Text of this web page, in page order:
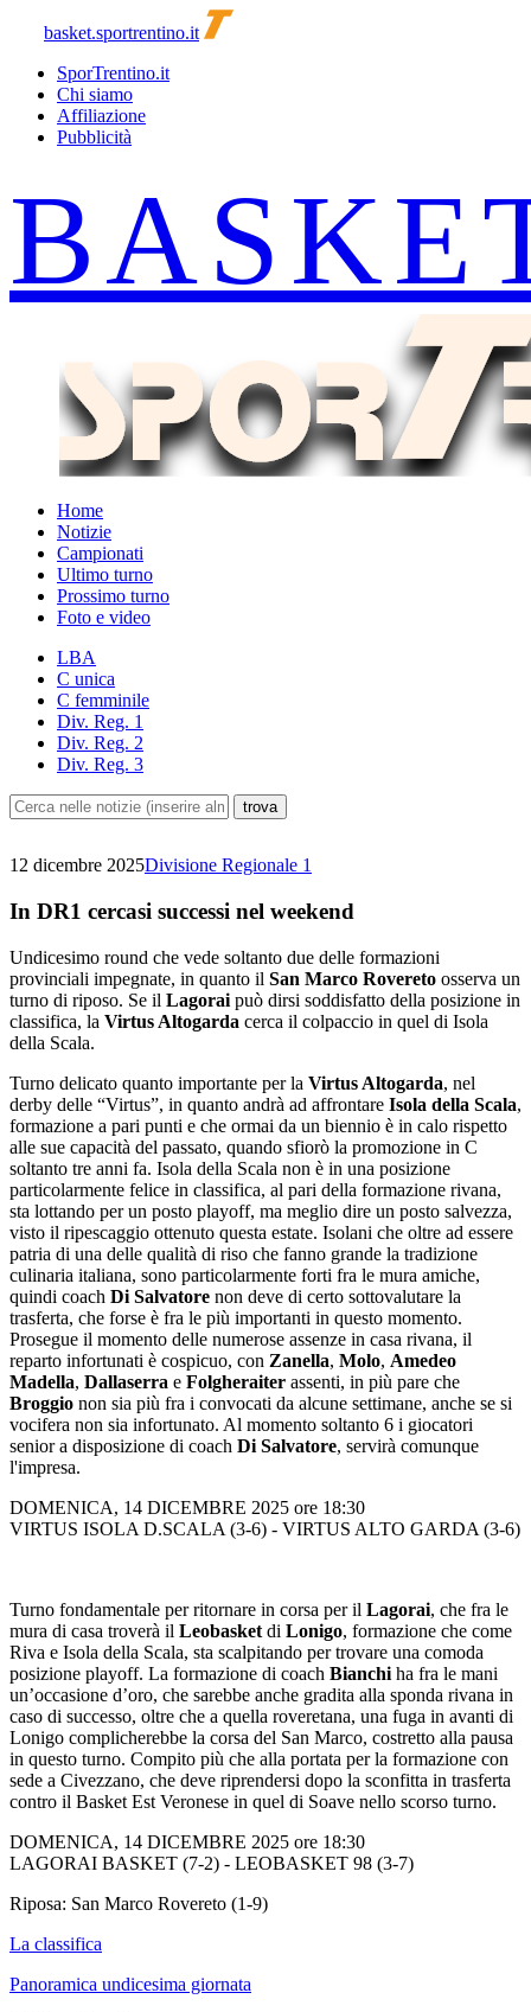
basket.sportrentino.it
SporTrentino.it
Chi siamo
Affiliazione
Pubblicità
Home
Notizie
Campionati
Ultimo turno
Prossimo turno
Foto e video
LBA
C unica
C femminile
Div. Reg. 1
Div. Reg. 2
Div. Reg. 3
12 dicembre 2025Divisione Regionale 1
In DR1 cercasi successi nel weekend
Undicesimo round che vede soltanto due delle formazioni
provinciali impegnate, in quanto il San Marco Rovereto osserva un
turno di riposo. Se il Lagorai può dirsi soddisfatto della posizione in
classifica, la Virtus Altogarda cerca il colpaccio in quel di Isola
della Scala.
Turno delicato quanto importante per la Virtus Altogarda, nel
derby delle “Virtus”, in quanto andrà ad affrontare Isola della Scala,
formazione a pari punti e che ormai da un biennio è in calo rispetto
alle sue capacità del passato, quando sfiorò la promozione in C
soltanto tre anni fa. Isola della Scala non è in una posizione
particolarmente felice in classifica, al pari della formazione rivana,
sta lottando per un posto playoff, ma meglio dire un posto salvezza,
visto il ripescaggio ottenuto questa estate. Isolani che oltre ad essere
patria di una delle qualità di riso che fanno grande la tradizione
culinaria italiana, sono particolarmente forti fra le mura amiche,
quindi coach Di Salvatore non deve di certo sottovalutare la
trasferta, che forse è fra le più importanti in questo momento.
Prosegue il momento delle numerose assenze in casa rivana, il
reparto infortunati è cospicuo, con Zanella, Molo, Amedeo
Madella, Dallaserra e Folgheraiter assenti, in più pare che
Broggio non sia più fra i convocati da alcune settimane, anche se si
vocifera non sia infortunato. Al momento soltanto 6 i giocatori
senior a disposizione di coach Di Salvatore, servirà comunque
l'impresa.
DOMENICA, 14 DICEMBRE 2025 ore 18:30
VIRTUS ISOLA D.SCALA (3-6) - VIRTUS ALTO GARDA (3-6)
Turno fondamentale per ritornare in corsa per il Lagorai, che fra le
mura di casa troverà il Leobasket di Lonigo, formazione che come
Riva e Isola della Scala, sta scalpitando per trovare una comoda
posizione playoff. La formazione di coach Bianchi ha fra le mani
un’occasione d’oro, che sarebbe anche gradita alla sponda rivana in
caso di successo, oltre che a quella roveretana, una fuga in avanti di
Lonigo complicherebbe la corsa del San Marco, costretto alla pausa
in questo turno. Compito più che alla portata per la formazione con
sede a Civezzano, che deve riprendersi dopo la sconfitta in trasferta
contro il Basket Est Veronese in quel di Soave nello scorso turno.
DOMENICA, 14 DICEMBRE 2025 ore 18:30
LAGORAI BASKET (7-2) - LEOBASKET 98 (3-7)
Riposa: San Marco Rovereto (1-9)
La classifica
Panoramica undicesima giornata